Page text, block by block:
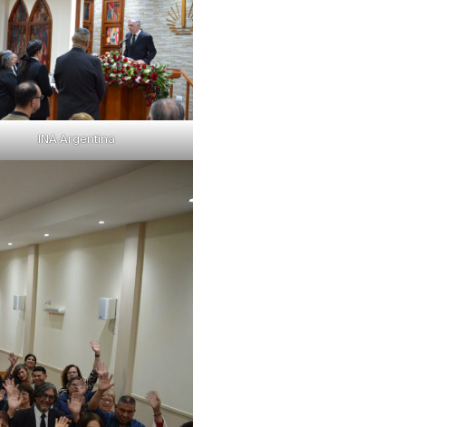
INA Argentina